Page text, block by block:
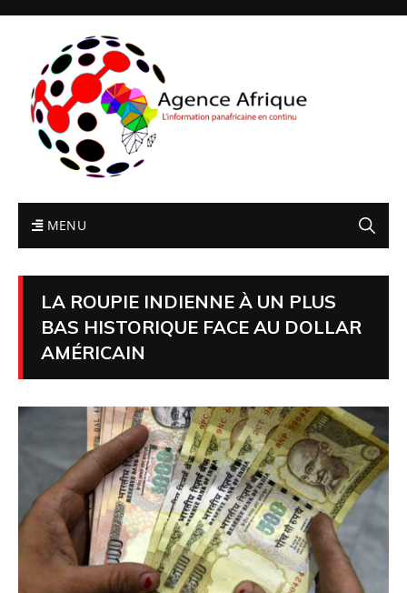
MENU
LA ROUPIE INDIENNE À UN PLUS
BAS HISTORIQUE FACE AU DOLLAR
AMÉRICAIN